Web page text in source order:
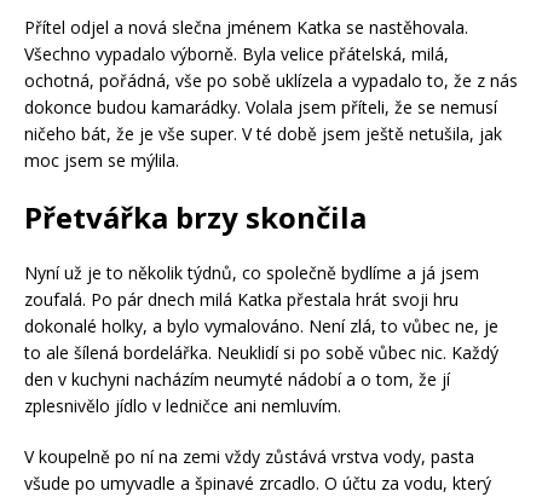
Přítel odjel a nová slečna jménem Katka se nastěhovala.
Všechno vypadalo výborně. Byla velice přátelská, milá,
ochotná, pořádná, vše po sobě uklízela a vypadalo to, že z nás
dokonce budou kamarádky. Volala jsem příteli, že se nemusí
ničeho bát, že je vše super. V té době jsem ještě netušila, jak
moc jsem se mýlila.
Přetvářka brzy skončila
Nyní už je to několik týdnů, co společně bydlíme a já jsem
zoufalá. Po pár dnech milá Katka přestala hrát svoji hru
dokonalé holky, a bylo vymalováno. Není zlá, to vůbec ne, je
to ale šílená bordelářka. Neuklidí si po sobě vůbec nic. Každý
den v kuchyni nacházím neumyté nádobí a o tom, že jí
zplesnivělo jídlo v ledničce ani nemluvím.
V koupelně po ní na zemi vždy zůstává vrstva vody, pasta
všude po umyvadle a špinavé zrcadlo. O účtu za vodu, který